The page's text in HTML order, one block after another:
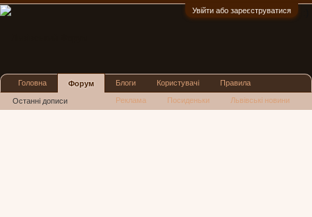
Увійти або зареєструватися
Головна Форум
Останні дописи
Блоги Користувачі Правила
Реклама Посиденьки Львівські новини